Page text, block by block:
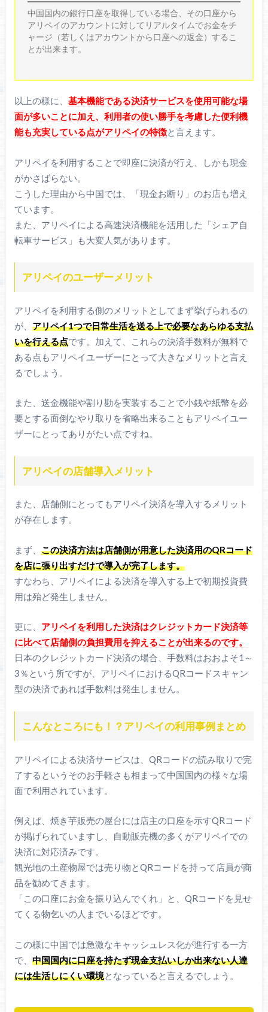
中国国内の銀行口座を取得している場合、その口座から
アリペイのアカウントに対してリアルタイムでお金をチ
ャージ（若しくはアカウントから口座への返金）するこ
とが出来ます。
以上の様に、 基本機能である決済サービスを使用可能な場
面が多いことに加え、利用者の使い勝手を考慮した便利機
能も充実している点がアリペイの特徴と言えます。
アリペイを利用することで即座に決済が行え、しかも現金
がかさばらない。
こうした理由から中国では、「現金お断り」のお店も増え
ています。
また、アリペイによる高速決済機能を活用した「シェア自
転車サービス」も大変人気があります。
アリペイのユーザーメリット
アリペイを利用する側のメリットとしてまず挙げられるの
が、 アリペイ1つで日常生活を送る上で必要なあらゆる支払
いを行える点です。加えて、これらの決済手数料が無料で
ある点もアリペイユーザーにとって大きなメリットと言え
るでしょう。
また、送金機能や割り勘を実装することで小銭や紙幣を必
要とする面倒なやり取りを省略出来ることもアリペイユー
ザーにとってありがたい点ですね。
アリペイの店舗導入メリット
また、店舗側にとってもアリペイ決済を導入するメリット
が存在します。
まず、 この決済方法は店舗側が用意した決済用のQRコード
を店に張り出すだけで導入が完了します。
すなわち、アリペイによる決済を導入する上で初期投資費
用は殆ど発生しません。
更に、 アリペイを利用した決済はクレジットカード決済等
に比べて店舗側の負担費用を抑えることが出来るのです。
日本のクレジットカード決済の場合、手数料はおおよそ1～
3％という所ですが、アリペイにおけるQRコードスキャン
型の決済であれば手数料は発生しません。
こんなところにも！？アリペイの利用事例まとめ
アリペイによる決済サービスは、QRコードの読み取りで完
了するというそのお手軽さも相まって中国国内の様々な場
面で利用されています。
例えば、焼き芋販売の屋台には店主の口座を示すQRコード
が掲げられていますし、自動販売機の多くがアリペイでの
決済に対応済みです。
観光地の土産物屋では売り物とQRコードを持って店員が商
品を勧めてきます。
「この口座にお金を振り込んでくれ」と、QRコードを見せ
てくる物乞いの人までいるほどです。
この様に中国では急激なキャッシュレス化が進行する一方
で、 中国国内に口座を持たず現金支払いしか出来ない人達
には生活しにくい環境となっていると言えるでしょう。